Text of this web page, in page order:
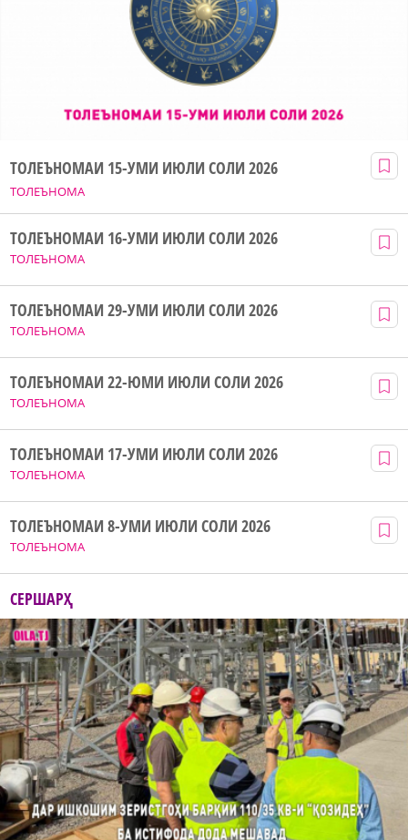
ТОЛЕЪНОМА
ТОЛЕЪНОМАИ 15-УМИ ИЮЛИ СОЛИ 2026
ТОЛЕЪНОМА
ТОЛЕЪНОМАИ 16-УМИ ИЮЛИ СОЛИ 2026
ТОЛЕЪНОМА
ТОЛЕЪНОМАИ 29-УМИ ИЮЛИ СОЛИ 2026
ТОЛЕЪНОМА
ТОЛЕЪНОМАИ 22-ЮМИ ИЮЛИ СОЛИ 2026
ТОЛЕЪНОМА
ТОЛЕЪНОМАИ 17-УМИ ИЮЛИ СОЛИ 2026
ТОЛЕЪНОМА
ТОЛЕЪНОМАИ 8-УМИ ИЮЛИ СОЛИ 2026
СЕРШАРҲ